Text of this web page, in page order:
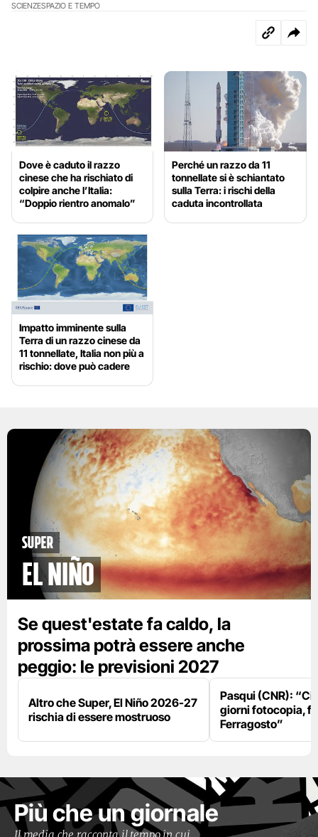
SCIENZESPAZIO E TEMPO
Dove è caduto il razzo
cinese che ha rischiato di
colpire anche l’Italia:
“Doppio rientro anomalo”
Perché un razzo da 11
tonnellate si è schiantato
sulla Terra: i rischi della
caduta incontrollata
Impatto imminente sulla
Terra di un razzo cinese da
11 tonnellate, Italia non più a
rischio: dove può cadere
Super
El Niño
Se quest'estate fa caldo, la
prossima potrà essere anche
peggio: le previsioni 2027
Altro che Super, El Niño 2026-27
rischia di essere mostruoso
Pasqui (CNR):
giorni fotocopia,
Ferragosto”
Più che un giornale